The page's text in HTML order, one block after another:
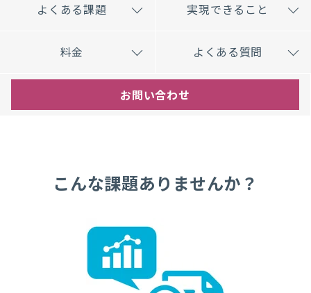
よくある課題 実現できること
料金 よくある質問
お問い合わせ
こんな課題ありませんか？